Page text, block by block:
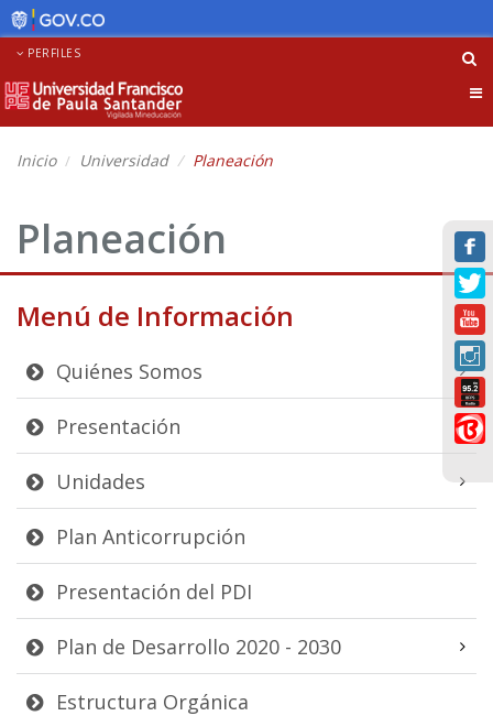
PERFILES
Inicio Universidad Planeación
Planeación
Menú de Información
Quiénes Somos
Presentación
Unidades
Plan Anticorrupción
Presentación del PDI
Plan de Desarrollo 2020 - 2030
Estructura Orgánica